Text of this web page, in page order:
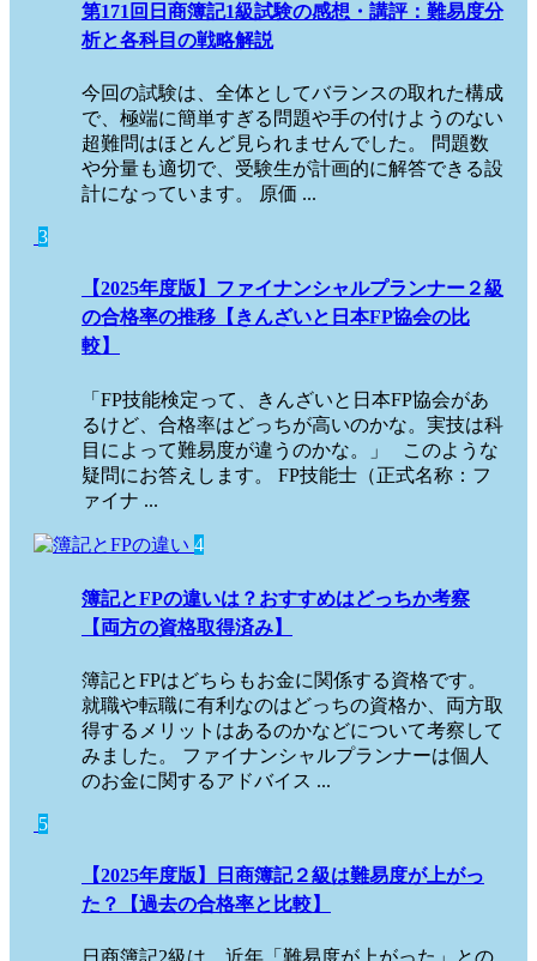
第171回日商簿記1級試験の感想・講評：難易度分
析と各科目の戦略解説
今回の試験は、全体としてバランスの取れた構成
で、極端に簡単すぎる問題や手の付けようのない
超難問はほとんど見られませんでした。 問題数
や分量も適切で、受験生が計画的に解答できる設
計になっています。 原価 ...
3
【2025年度版】ファイナンシャルプランナー２級
の合格率の推移【きんざいと日本FP協会の比
較】
「FP技能検定って、きんざいと日本FP協会があ
るけど、合格率はどっちが高いのかな。実技は科
目によって難易度が違うのかな。」 このような
疑問にお答えします。 FP技能士（正式名称：フ
ァイナ ...
4
簿記とFPの違いは？おすすめはどっちか考察
【両方の資格取得済み】
簿記とFPはどちらもお金に関係する資格です。
就職や転職に有利なのはどっちの資格か、両方取
得するメリットはあるのかなどについて考察して
みました。 ファイナンシャルプランナーは個人
のお金に関するアドバイス ...
5
【2025年度版】日商簿記２級は難易度が上がっ
た？【過去の合格率と比較】